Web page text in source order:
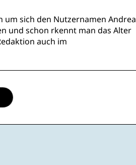
um sich den Nutzernamen Andrea
und schon rkennt man das Alter
auch im